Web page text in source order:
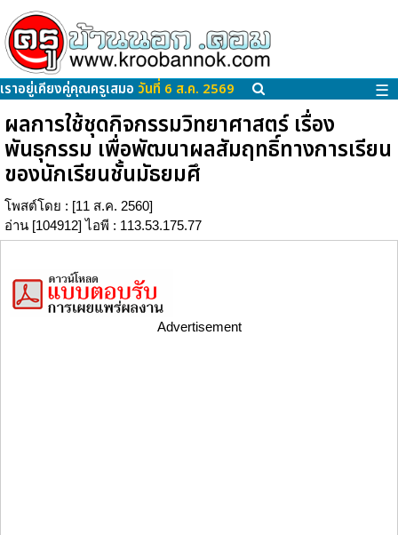
เราอยู่เคียงคู่คุณครูเสมอ วันที่ 6 ส.ค. 2569 ☰
ผลการใช้ชุดกิจกรรมวิทยาศาสตร์ เรื่อง
พันธุกรรม เพื่อพัฒนาผลสัมฤทธิ์ทางการเรียน
ของนักเรียนชั้นมัธยมศึ
โพสต์โดย : [11 ส.ค. 2560]
อ่าน [104912] ไอพี : 113.53.175.77
Advertisement